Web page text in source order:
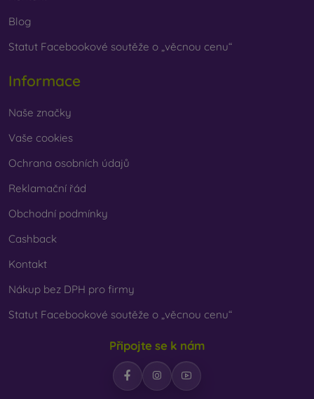
Blog
Statut Facebookové soutěže o „věcnou cenu“
Informace
Naše značky
Vaše cookies
Ochrana osobních údajů
Reklamační řád
Obchodní podmínky
Cashback
Kontakt
Nákup bez DPH pro firmy
Statut Facebookové soutěže o „věcnou cenu“
Připojte se k nám